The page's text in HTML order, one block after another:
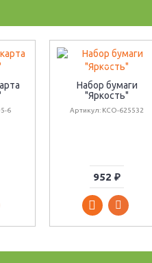
6
Набор бумаги
"Яркость"
Артикул: KCO-625532
952 ₽